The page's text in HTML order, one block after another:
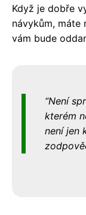
Když je dobře
návykům, máte
vám bude
Není
kterém
není jen